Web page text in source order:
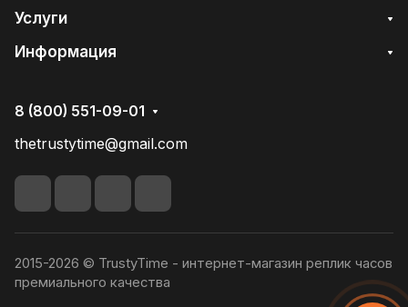
Услуги
Информация
8 (800) 551-09-01
thetrustytime@gmail.com
2015-2026 © TrustyTime - интернет-магазин реплик часов
премиального качества